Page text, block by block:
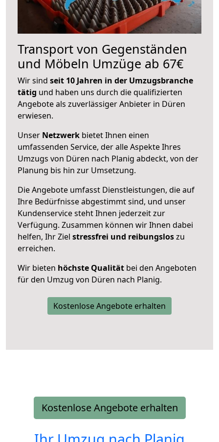
Transport von Gegenständen
und Möbeln Umzüge ab 67€
Wir sind seit 10 Jahren in der Umzugsbranche
tätig und haben uns durch die qualifizierten
Angebote als zuverlässiger Anbieter in Düren
erwiesen.
Unser Netzwerk bietet Ihnen einen
umfassenden Service, der alle Aspekte Ihres
Umzugs von Düren nach Planig abdeckt, von der
Planung bis hin zur Umsetzung.
Die Angebote umfasst Dienstleistungen, die auf
Ihre Bedürfnisse abgestimmt sind, und unser
Kundenservice steht Ihnen jederzeit zur
Verfügung. Zusammen können wir Ihnen dabei
helfen, Ihr Ziel stressfrei und reibungsloszu
erreichen.
Wir bieten höchste Qualität bei den Angeboten
für den Umzug von Düren nach Planig.
Kostenlose Angebote erhalten
Kostenlose Angebote erhalten